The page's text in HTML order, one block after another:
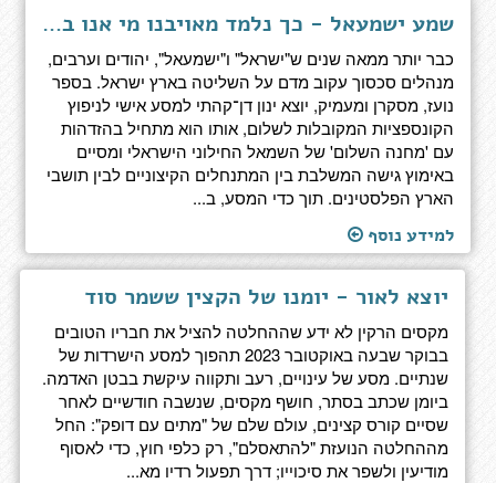
שמע ישמעאל - כך נלמד מאויבנו מי אנו באמת
כבר יותר ממאה שנים ש"ישראל" ו"ישמעאל", יהודים וערבים,
מנהלים סכסוך עקוב מדם על השליטה בארץ ישראל. בספר
נועז, מסקרן ומעמיק, יוצא ינון דן־קהתי למסע אישי לניפוץ
הקונספציות המקובלות לשלום, אותו הוא מתחיל בהזדהות
עם 'מחנה השלום' של השמאל החילוני הישראלי ומסיים
באימוץ גישה המשלבת בין המתנחלים הקיצוניים לבין תושבי
הארץ הפלסטינים. תוך כדי המסע, ב...
למידע נוסף
יוצא לאור - יומנו של הקצין ששמר סוד
מקסים הרקין לא ידע שההחלטה להציל את חבריו הטובים
בבוקר שבעה באוקטובר 2023 תהפוך למסע הישרדות של
שנתיים. מסע של עינויים, רעב ותקווה עיקשת בבטן האדמה.
ביומן שכתב בסתר, חושף מקסים, שנשבה חודשיים לאחר
שסיים קורס קצינים, עולם שלם של "מתים עם דופק": החל
מההחלטה הנועזת "להתאסלם", רק כלפי חוץ, כדי לאסוף
מודיעין ולשפר את סיכוייו; דרך תפעול רדיו מא...